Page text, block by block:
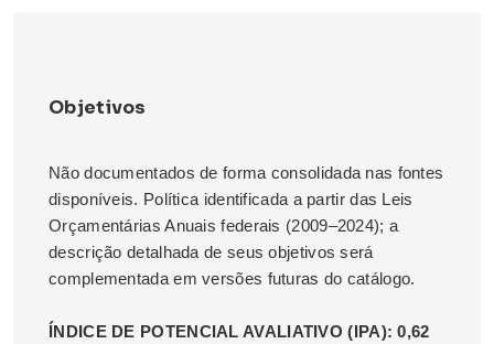
Objetivos
Não documentados de forma consolidada nas fontes
disponíveis. Política identificada a partir das Leis
Orçamentárias Anuais federais (2009–2024); a
descrição detalhada de seus objetivos será
complementada em versões futuras do catálogo.
ÍNDICE DE POTENCIAL AVALIATIVO (IPA): 0,62